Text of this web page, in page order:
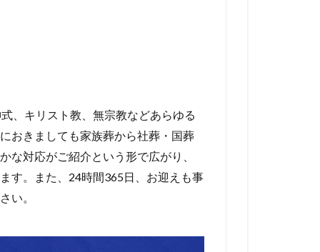
、キリスト教、無宗教などあらゆる
おきましても家族葬から社葬・国葬
な対応がご紹介という形で広がり、
す。また、24時間365日、お迎えも事
い。